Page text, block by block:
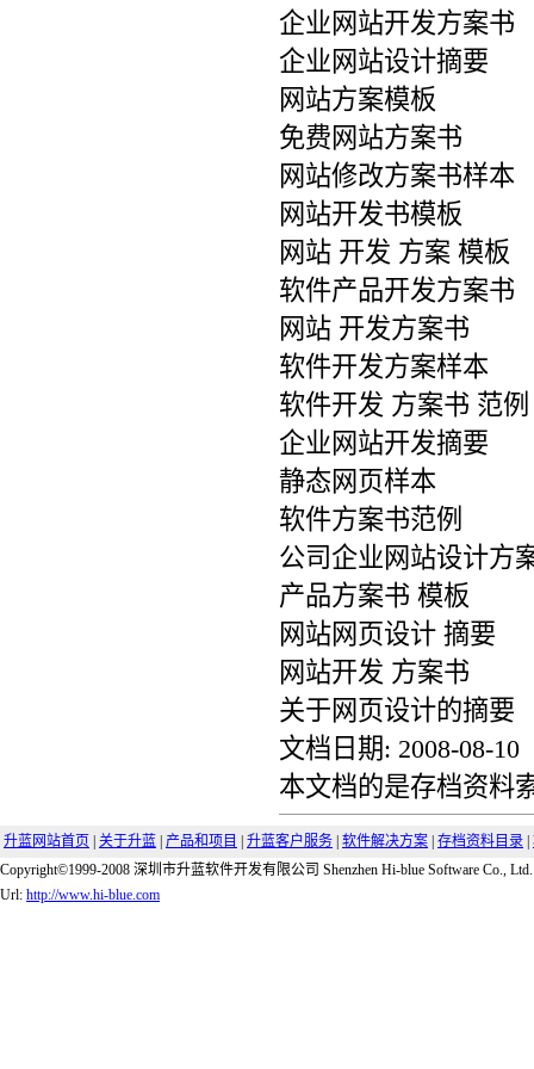
企业网站开发方案书
企业网站设计摘要
网站方案模板
免费网站方案书
网站修改方案书样本
网站开发书模板
网站 开发 方案 模板
软件产品开发方案书
网站 开发方案书
软件开发方案样本
软件开发 方案书 范例
企业网站开发摘要
静态网页样本
软件方案书范例
公司企业网站设计方
产品方案书 模板
网站网页设计 摘要
网站开发 方案书
关于网页设计的摘要
文档日期: 2008-08-10
本文档的是存档资料
升蓝网站首页 关于升蓝 产品和项目 升蓝客户服务 软件解决方案 存档资料目录
Copyright©1999-2008 深圳市升蓝软件开发有限公司 Shenzhen Hi-blue Software Co., Ltd.
Url: http://www.hi-blue.com